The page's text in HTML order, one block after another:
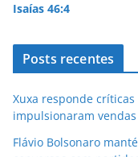
Isaías 46:4
Posts recentes
Xuxa responde
impulsionaram
Flávio Bolsonaro